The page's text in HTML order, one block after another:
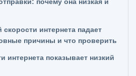
интернета падает
причины и что проверить
интернета показывает низкий